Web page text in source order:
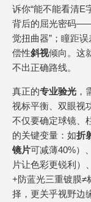
诉你“能不能看清E
背后的屈光密码
觉扭曲器”；瞳距
偿性斜视倾向。这
不出正确路线。
真正的专业验光 ，
视标平衡、双眼视
不仅要确定球镜、
的关键变量：如折
镜片可减薄40%）、
片让色彩更锐利）、
+防蓝光三重镀膜≠
择，更关乎视野